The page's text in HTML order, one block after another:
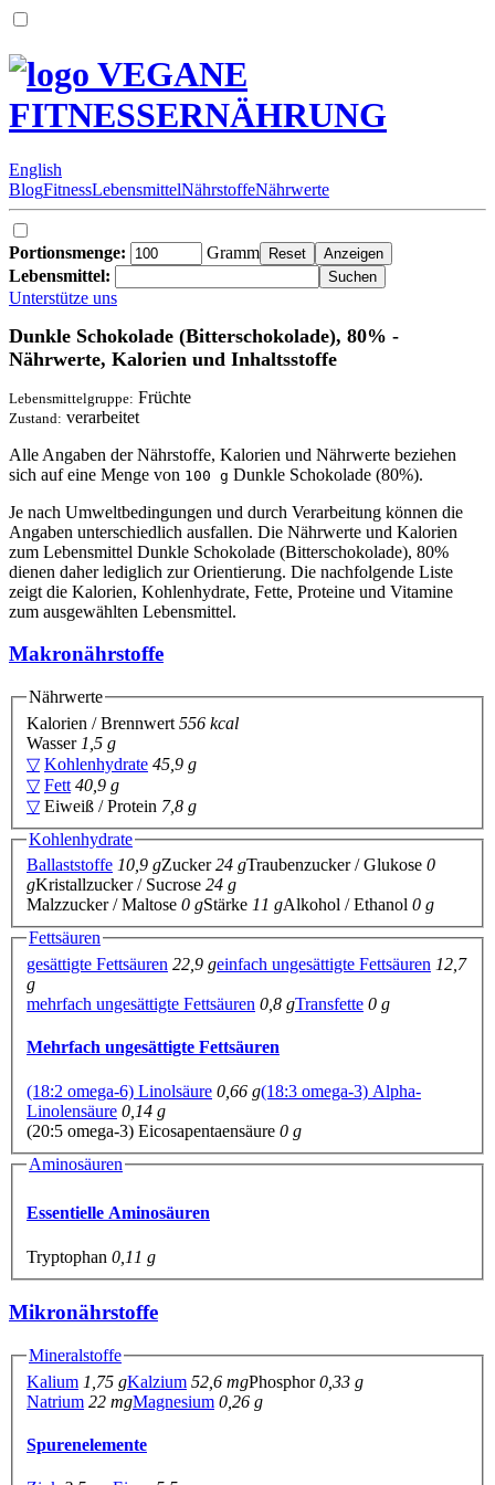
VEGANE
FITNESSERNÄHRUNG
English
BlogFitnessLebensmittelNährstoffeNährwerte
Portionsmenge:
Gramm
Lebensmittel:
Unterstütze uns
Dunkle Schokolade (Bitterschokolade), 80% -
Nährwerte, Kalorien und Inhaltsstoffe
Lebensmittelgruppe: Früchte
Zustand: verarbeitet
Alle Angaben der Nährstoffe, Kalorien und Nährwerte beziehen
sich auf eine Menge von 100 g Dunkle Schokolade (80%).
Je nach Umweltbedingungen und durch Verarbeitung können die
Angaben unterschiedlich ausfallen. Die Nährwerte und Kalorien
zum Lebensmittel Dunkle Schokolade (Bitterschokolade), 80%
dienen daher lediglich zur Orientierung. Die nachfolgende Liste
zeigt die Kalorien, Kohlenhydrate, Fette, Proteine und Vitamine
zum ausgewählten Lebensmittel.
Makronährstoffe
Nährwerte
Kalorien / Brennwert 556 kcal
Wasser 1,5 g
▽ Kohlenhydrate 45,9 g
▽ Fett 40,9 g
▽ Eiweiß / Protein 7,8 g
Kohlenhydrate
Ballaststoffe 10,9 gZucker24 gTraubenzucker / Glukose 0
gKristallzucker / Sucrose 24 g
Malzzucker / Maltose 0 gStärke 11 gAlkohol / Ethanol 0 g
Fettsäuren
gesättigte Fettsäuren 22,9 geinfach ungesättigte Fettsäuren 12,7
g
mehrfach ungesättigte Fettsäuren 0,8 gTransfette 0 g
Mehrfach ungesättigte Fettsäuren
(18:2 omega-6) Linolsäure 0,66 g(18:3 omega-3) Alpha-
Linolensäure 0,14 g
(20:5 omega-3) Eicosapentaensäure 0 g
Aminosäuren
Essentielle Aminosäuren
Tryptophan 0,11 g
Mikronährstoffe
Mineralstoffe
Kalium 1,75 gKalzium 52,6 mgPhosphor0,33 g
Natrium 22 mgMagnesium 0,26 g
Spurenelemente